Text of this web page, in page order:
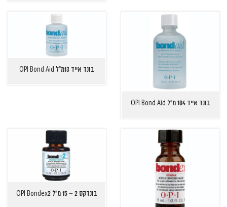
בונד אייד 104 מ"ל OPI Bond Aid
בונד אייד 13מ"ל OPI Bond Aid
בונדקס 2 – 15 מ"ל OPI Bondex2